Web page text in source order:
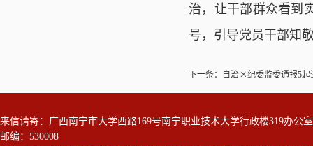
治，让干部群众看到
号，引导党员干部知
下一条： 自治区纪委监委通报5
来信请寄：广西南宁市大学西路169号南宁职业技术大学行政楼319办公
邮编：530008